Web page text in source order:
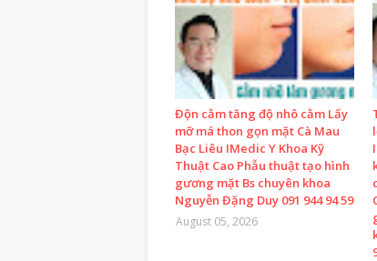
Độn cằm tăng độ nhô cằm Lấy
mỡ má thon gọn mặt Cà Mau
Bạc Liêu IMedic Y Khoa Kỹ
Thuật Cao Phẫu thuật tạo hình
gương mặt Bs chuyên khoa
Nguyễn Đặng Duy 091 944 94 59
August 05, 2026